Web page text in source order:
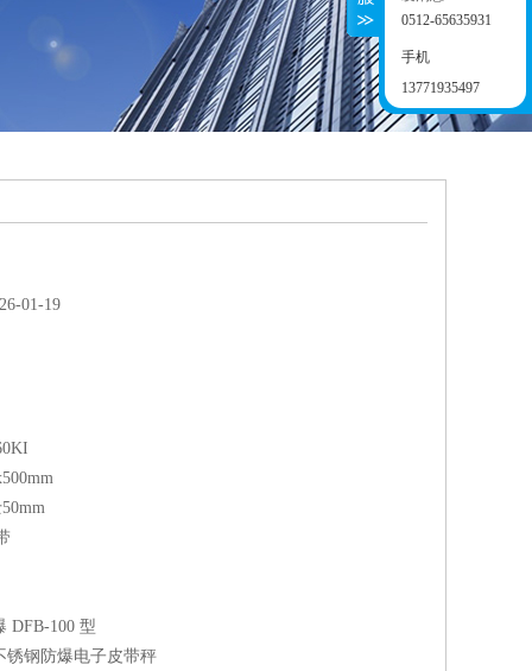
01-19
DFB-100 型
锈钢防爆电子皮带秤
0512-65635931
手机
13771935497